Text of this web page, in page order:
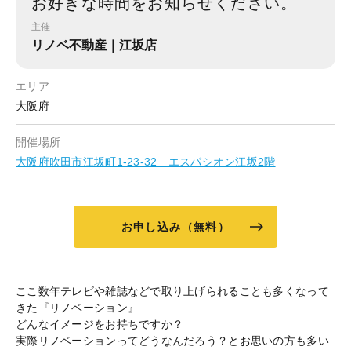
主催
リノベ不動産｜江坂店
エリア
大阪府
開催場所
大阪府吹田市江坂町1-23-32 エスパシオン江坂2階
お申し込み（無料）
ここ数年テレビや雑誌などで取り上げられることも多くなって
きた『リノベーション』
どんなイメージをお持ちですか？
実際リノベーションってどうなんだろう？とお思いの方も多い